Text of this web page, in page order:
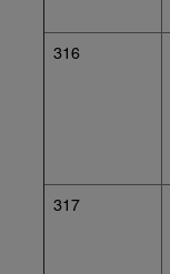
316
317